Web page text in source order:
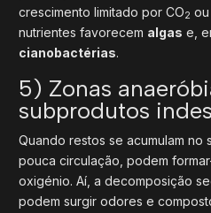
crescimento limitado por CO2
nutrientes favorecem algas e,
cianobactérias.
5) Zonas
subprodutos
Quando restos se acumulam no
pouca circulação, podem
oxigénio. Aí, a decomposição
podem surgir odores e